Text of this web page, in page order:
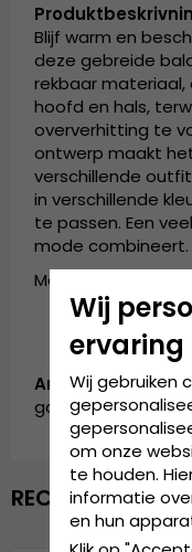
Blijf warm en
deze gebreide
rekbaar
hoofd en hals,
oververhitting te
ontwerp maakt
verschillende
in verschillende
te passen. Een
mode combineert.
Materialen:100%
Artikelnummer:
RECENTELIJK
Wij
ervaring
Wij gebruiken
om onze
te houden.
informatie
en hun